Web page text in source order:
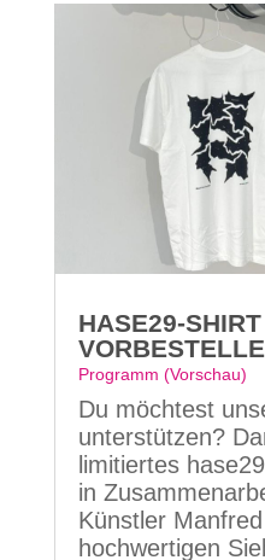
HASE29-
Programm (Vorschau)
Du möchtest
unterstützen?
limitiertes
in
Künstler
hochwertigen